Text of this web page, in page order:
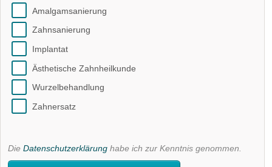
Amalgamsanierung
Zahnsanierung
Implantat
Ästhetische Zahnheilkunde
Wurzelbehandlung
Zahnersatz
Die Datenschutzerklärung habe ich zur Kenntnis genommen.